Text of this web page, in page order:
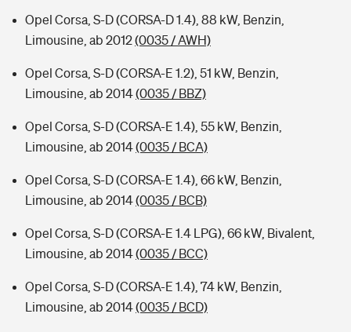
Opel Corsa, S-D (CORSA-D 1.4), 88 kW, Benzin,
Limousine, ab 2012(0035 / AWH)
Opel Corsa, S-D (CORSA-E 1.2), 51 kW, Benzin,
Limousine, ab 2014(0035 / BBZ)
Opel Corsa, S-D (CORSA-E 1.4), 55 kW, Benzin,
Limousine, ab 2014(0035 / BCA)
Opel Corsa, S-D (CORSA-E 1.4), 66 kW, Benzin,
Limousine, ab 2014(0035 / BCB)
Opel Corsa, S-D (CORSA-E 1.4 LPG), 66 kW, Bivalent,
Limousine, ab 2014(0035 / BCC)
Opel Corsa, S-D (CORSA-E 1.4), 74 kW, Benzin,
Limousine, ab 2014(0035 / BCD)